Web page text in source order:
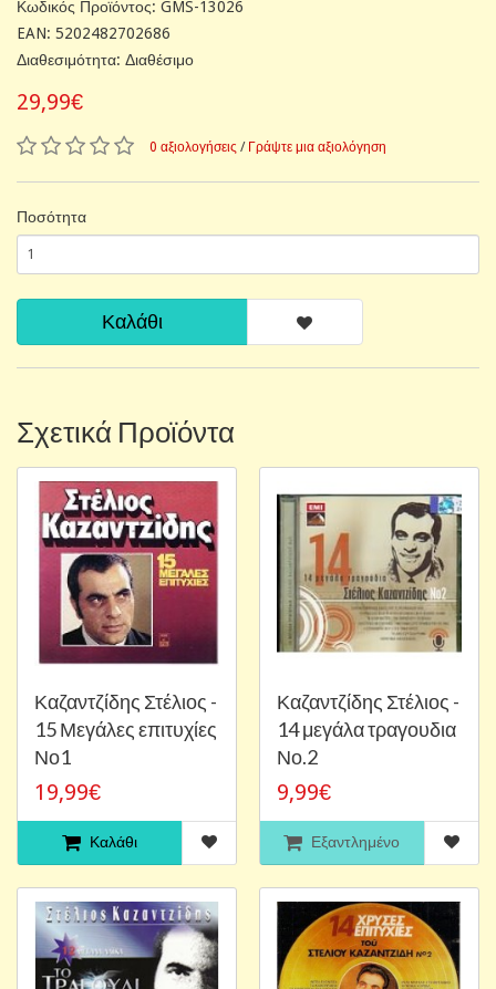
Κωδικός Προϊόντος: GMS-13026
EAN: 5202482702686
Διαθεσιμότητα: Διαθέσιμο
29,99€
0 αξιολογήσεις / Γράψτε μια αξιολόγηση
Ποσότητα
Καλάθι
Σχετικά Προϊόντα
Καζαντζίδης Στέλιος -
15 Μεγάλες επιτυχίες
Νο1
19,99€
Καλάθι
Καζαντζίδης Στέλιος -
14 μεγάλα τραγουδια
Νο.2
9,99€
Εξαντλημένο